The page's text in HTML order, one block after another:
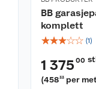
BB
komplett
☆☆☆☆☆ (1)
1 375 00
(45833 per